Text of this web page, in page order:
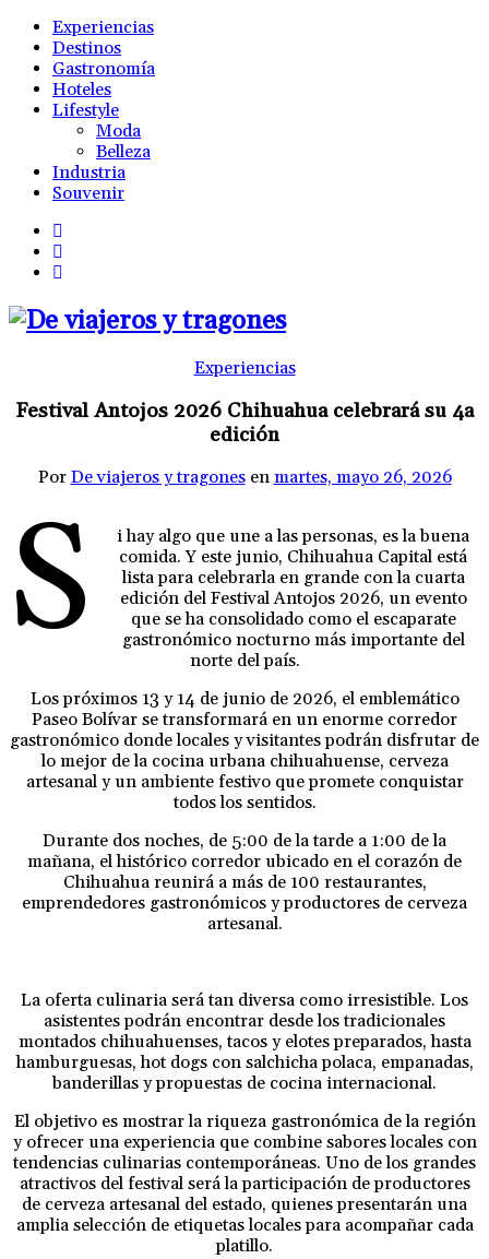
Experiencias
Destinos
Gastronomía
Hoteles
Lifestyle
Moda
Belleza
Industria
Souvenir
Experiencias
Festival Antojos 2026 Chihuahua celebrará su 4a
edición
Por De viajeros y tragones en martes, mayo 26, 2026
S
i hay algo que une a las personas, es la buena
comida. Y este junio, Chihuahua Capital está
lista para celebrarla en grande con la cuarta
edición del Festival Antojos 2026, un evento
que se ha consolidado como el escaparate
gastronómico nocturno más importante del
norte del país.
Los próximos 13 y 14 de junio de 2026, el emblemático
Paseo Bolívar se transformará en un enorme corredor
gastronómico donde locales y visitantes podrán disfrutar de
lo mejor de la cocina urbana chihuahuense, cerveza
artesanal y un ambiente festivo que promete conquistar
todos los sentidos.
Durante dos noches, de 5:00 de la tarde a 1:00 de la
mañana, el histórico corredor ubicado en el corazón de
Chihuahua reunirá a más de 100 restaurantes,
emprendedores gastronómicos y productores de cerveza
artesanal.
La oferta culinaria será tan diversa como irresistible. Los
asistentes podrán encontrar desde los tradicionales
montados chihuahuenses, tacos y elotes preparados, hasta
hamburguesas, hot dogs con salchicha polaca, empanadas,
banderillas y propuestas de cocina internacional.
El objetivo es mostrar la riqueza gastronómica de la región
y ofrecer una experiencia que combine sabores locales con
tendencias culinarias contemporáneas. Uno de los grandes
atractivos del festival será la participación de productores
de cerveza artesanal del estado, quienes presentarán una
amplia selección de etiquetas locales para acompañar cada
platillo.